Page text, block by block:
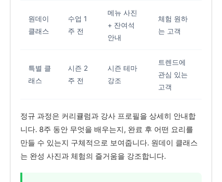
원데이
클래스
수업 1
주 전
메뉴 사진
+ 잔여석
안내
체험 원하
는 고객
특별 클
래스
시즌 2
주 전
시즌 테마
강조
트렌드에
관심 있는
고객
정규 과정은 커리큘럼과 강사 프로필을 상세히 안내합
니다. 8주 동안 무엇을 배우는지, 완료 후 어떤 요리를
만들 수 있는지 구체적으로 보여줍니다. 원데이 클래스
는 완성 사진과 체험의 즐거움을 강조합니다.